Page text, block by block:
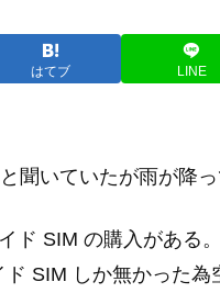
はてブ LINE
聞いていたが雨が降っ
ド SIM の購入がある
SIM しか無かった